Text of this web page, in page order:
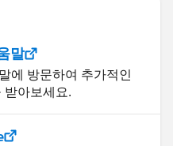
말
에 방문하여 추가적인
받아보세요.